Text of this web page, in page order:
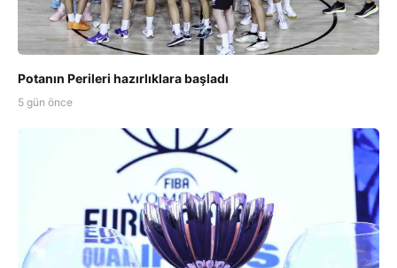
Potanın Perileri hazırlıklara başladı
5 gün önce